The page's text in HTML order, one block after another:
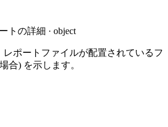
トの詳細 · object
レポートファイルが配置されているフ
合) を示します。